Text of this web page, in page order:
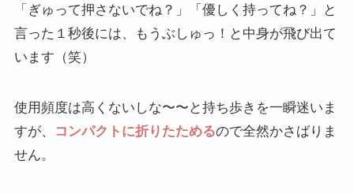
「ぎゅって押さないでね？」「優しく持ってね？」と
言った１秒後には、もうぶしゅっ！と中身が飛び出て
います（笑）
使用頻度は高くないしな〜〜と持ち歩きを一瞬迷いま
すが、
コンパクトに折りたためるので全然かさばりま
せん。